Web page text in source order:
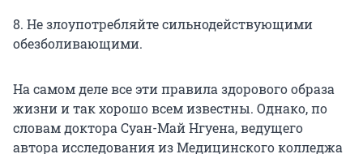
8. Не злоупотребляйте сильнодействующими
обезболивающими.
На самом деле все эти правила здорового образа
жизни и так хорошо всем известны. Однако, по
словам доктора Суан-Май Нгуена, ведущего
автора исследования из Медицинского колледжа